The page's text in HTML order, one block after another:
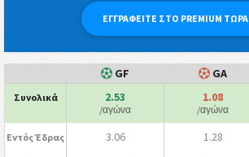
ΕΓΓΡΑΦΕΙΤΕ ΣΤΟ PREMIUM ΤΩΡΑ
GF GA
Συνολικά 2.53
/αγώνα
1.08
/αγώνα
Εντός Έδρας 3.06 1.28